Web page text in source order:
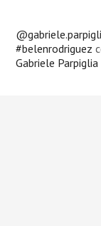
#belenrodriguez
Gabriele Parpiglia